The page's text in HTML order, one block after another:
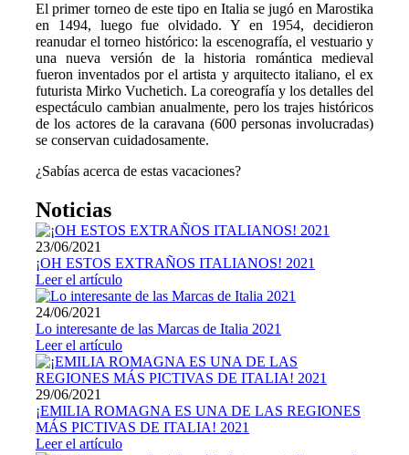
El primer torneo de este tipo en Italia se jugó en Marostika
en 1494, luego fue olvidado. Y en 1954, decidieron
reanudar el torneo histórico: la escenografía, el vestuario y
una nueva versión de la historia romántica medieval
fueron inventados por el artista y arquitecto italiano, el ex
futurista Mirko Vuchetich. La coreografía y los detalles del
espectáculo cambian anualmente, pero los trajes históricos
de los actores de la caravana (600 personas involucradas)
se conservan cuidadosamente.
¿Sabías acerca de estas vacaciones?
Noticias
23/06/2021
¡OH ESTOS EXTRAÑOS ITALIANOS! 2021
Leer el artículo
24/06/2021
Lo interesante de las Marcas de Italia 2021
Leer el artículo
29/06/2021
¡EMILIA ROMAGNA ES UNA DE LAS REGIONES
MÁS PICTIVAS DE ITALIA! 2021
Leer el artículo